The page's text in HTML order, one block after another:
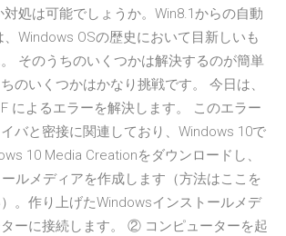
処は可能でしょうか。Win8.1からの自動
Windows OSの歴史において目新しいも
そのうちのいくつかは解決するのが簡単
のいくつかはかなり挑戦です。 今日は、
によるエラーを解決します。 このエラー
バと密接に関連しており、Windows 10で
10 Media Creationをダウンロードし、
ルメディアを作成します（方法はここを
。作り上げたWindowsインストールメデ
ーに接続します。 ② コンピューターを起